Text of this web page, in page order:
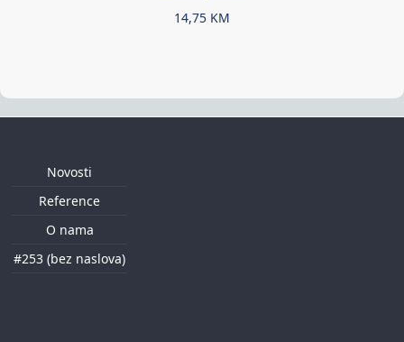
14,75 KM
Novosti
Reference
O nama
#253 (bez naslova)